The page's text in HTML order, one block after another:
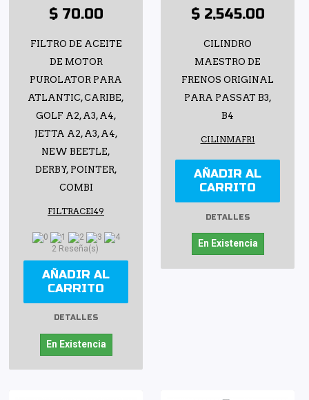
$ 70.00
FILTRO DE ACEITE
DE MOTOR
PUROLATOR PARA
ATLANTIC, CARIBE,
GOLF A2, A3, A4,
JETTA A2, A3, A4,
NEW BEETLE,
DERBY, POINTER,
COMBI
FILTRACEI49
2 Reseña(s)
AÑADIR AL
CARRITO
DETALLES
En Existencia
$ 2,545.00
CILINDRO
MAESTRO DE
FRENOS ORIGINAL
PARA PASSAT B3,
B4
CILINMAFR1
AÑADIR AL
CARRITO
DETALLES
En Existencia